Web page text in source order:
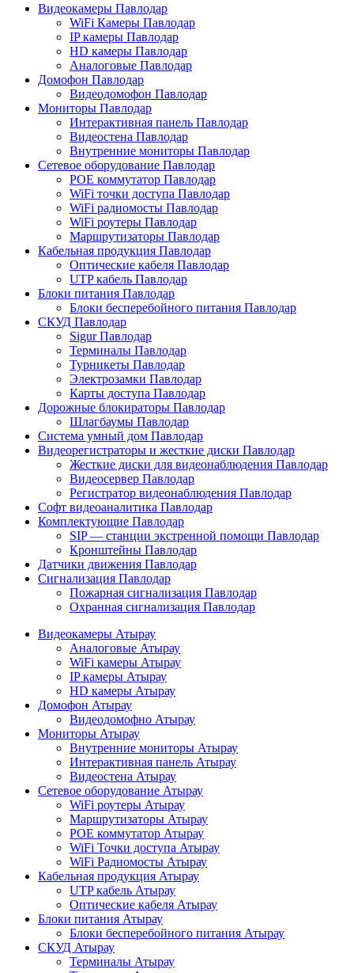
Видеокамеры Павлодар
WiFi Камеры Павлодар
IP камеры Павлодар
HD камеры Павлодар
Аналоговые Павлодар
Домофон Павлодар
Видеодомофон Павлодар
Мониторы Павлодар
Интерактивная панель Павлодар
Видеостена Павлодар
Внутренние мониторы Павлодар
Сетевое оборудование Павлодар
POE коммутатор Павлодар
WiFi точки доступа Павлодар
WiFi радиомосты Павлодар
WiFi роутеры Павлодар
Маршрутизаторы Павлодар
Кабельная продукция Павлодар
Оптические кабеля Павлодар
UTP кабель Павлодар
Блоки питания Павлодар
Блоки бесперебойного питания Павлодар
СКУД Павлодар
Sigur Павлодар
Терминалы Павлодар
Турникеты Павлодар
Электрозамки Павлодар
Карты доступа Павлодар
Дорожные блокираторы Павлодар
Шлагбаумы Павлодар
Система умный дом Павлодар
Видеорегистраторы и жесткие диски Павлодар
Жесткие диски для видеонаблюдения Павлодар
Видеосервер Павлодар
Регистратор видеонаблюдения Павлодар
Софт видеоаналитика Павлодар
Комплектующие Павлодар
SIP — станции экстренной помощи Павлодар
Кронштейны Павлодар
Датчики движения Павлодар
Сигнализация Павлодар
Пожарная сигнализация Павлодар
Охранная сигнализация Павлодар
Видеокамеры Атырау
Аналоговые Атырау
WiFi камеры Атырау
IP камеры Атырау
HD камеры Атырау
Домофон Атырау
Видеодомофно Атырау
Мониторы Атырау
Внутренние мониторы Атырау
Интерактивная панель Атырау
Видеостена Атырау
Сетевое оборудование Атырау
WiFi роутеры Атырау
Маршрутизаторы Атырау
POE коммутатор Атырау
WiFi Точки доступа Атырау
WiFi Радиомосты Атырау
Кабельная продукция Атырау
UTP кабель Атырау
Оптические кабеля Атырау
Блоки питания Атырау
Блоки бесперебойного питания Атырау
СКУД Атырау
Терминалы Атырау